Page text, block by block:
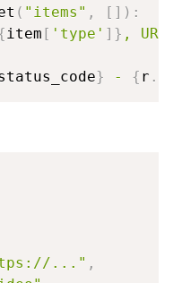
( "items" , [ ] ) :
item [ 'type' ] } ,
} - { r .
..." ,